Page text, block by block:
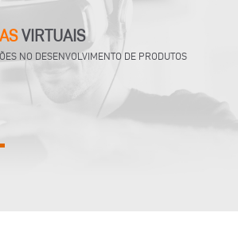
VIRTUAIS
NO DESENVOLVIMENTO DE PRODUTOS